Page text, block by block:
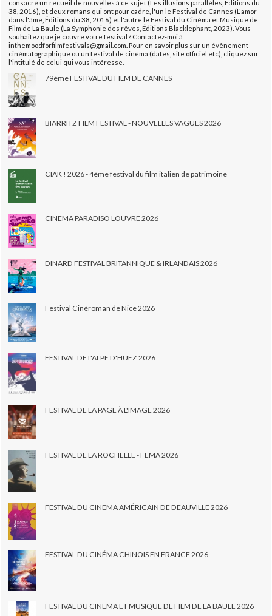
consacré un recueil de nouvelles à ce sujet (Les illusions parallèles, Éditions du
38, 2016), et deux romans qui ont pour cadre, l'un le Festival de Cannes (L'amor
dans l'âme, Éditions du 38, 2016) et l'autre le Festival du Cinéma et Musique de
Film de La Baule (La Symphonie des rêves, Éditions Blacklephant, 2023). Vous
souhaitez que je couvre votre festival ? Contactez-moi à
inthemoodforfilmfestivals@gmail.com. Pour en savoir plus sur un évènement
cinématographique ou un festival de cinéma (dates, site officiel etc), cliquez sur
l'intitulé de celui qui vous intéresse.
79ème FESTIVAL DU FILM DE CANNES
BIARRITZ FILM FESTIVAL - NOUVELLES VAGUES 2026
CIAK ! 2026 - 4ème festival du film italien de patrimoine
CINEMA PARADISO LOUVRE 2026
DINARD FESTIVAL BRITANNIQUE & IRLANDAIS 2026
Festival Cinéroman de Nice 2026
FESTIVAL DE L'ALPE D'HUEZ 2026
FESTIVAL DE LA PAGE À L'IMAGE 2026
FESTIVAL DE LA ROCHELLE - FEMA 2026
FESTIVAL DU CINEMA AMÉRICAIN DE DEAUVILLE 2026
FESTIVAL DU CINÉMA CHINOIS EN FRANCE 2026
FESTIVAL DU CINEMA ET MUSIQUE DE FILM DE LA BAULE 2026